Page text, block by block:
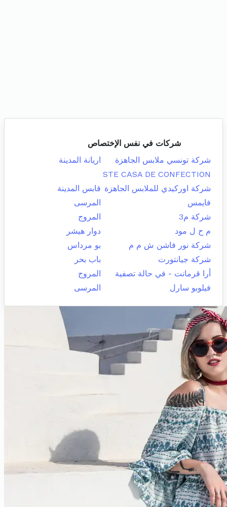
شركات في نفس الإختصاص
شركة تونسي ملابس الجاهزة
اريانة المدينة
STE CASA DE CONFECTION
شركة اوركيدي للملابس الجاهزة قابس المدينة
فايمس
المرسى
شركة م3
المروج
م ح ل مود
دوار هيشر
شركة نور فاشن ش م م
بو مرداس
شركة جيانتورت
باب بحر
أرا قرمانت - في حالة تصفية
المروج
فيلوبو سارل
المرسى